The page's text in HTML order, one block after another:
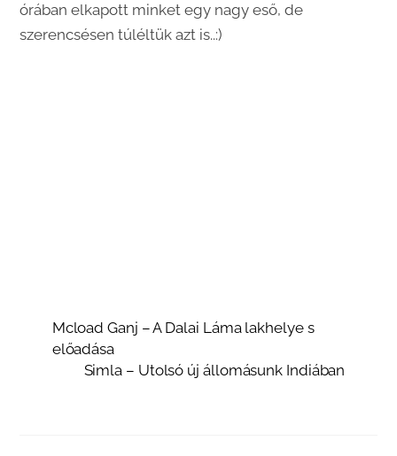
órában elkapott minket egy nagy eső, de
szerencsésen túléltük azt is..:)
Mcload Ganj – A Dalai Láma lakhelye s
előadása
Simla – Utolsó új állomásunk Indiában